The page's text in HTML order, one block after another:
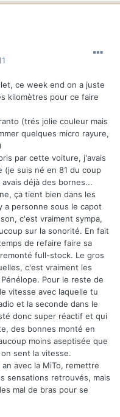
ce week end on a juste
kilomètres pour ce faire
(trés jolie couleur mais
quelques micro rayure,
par cette voiture, j'avais
(je suis né en 81 du coup
déjà des bornes...
ça tient bien dans les
a personne sous le capot
c'est vraiment sympa,
sur la sonorité. En fait
de refaire faire sa
full-stock. Le gros
c'est vraiment les
Pour le reste de
vitesse avec laquelle tu
et la seconde dans le
donc super réactif et qui
des bonnes monté en
moins aseptisée que
sent la vitesse.
avec la MiTo, remettre
sensations retrouvés, mais
mal de bras pour se